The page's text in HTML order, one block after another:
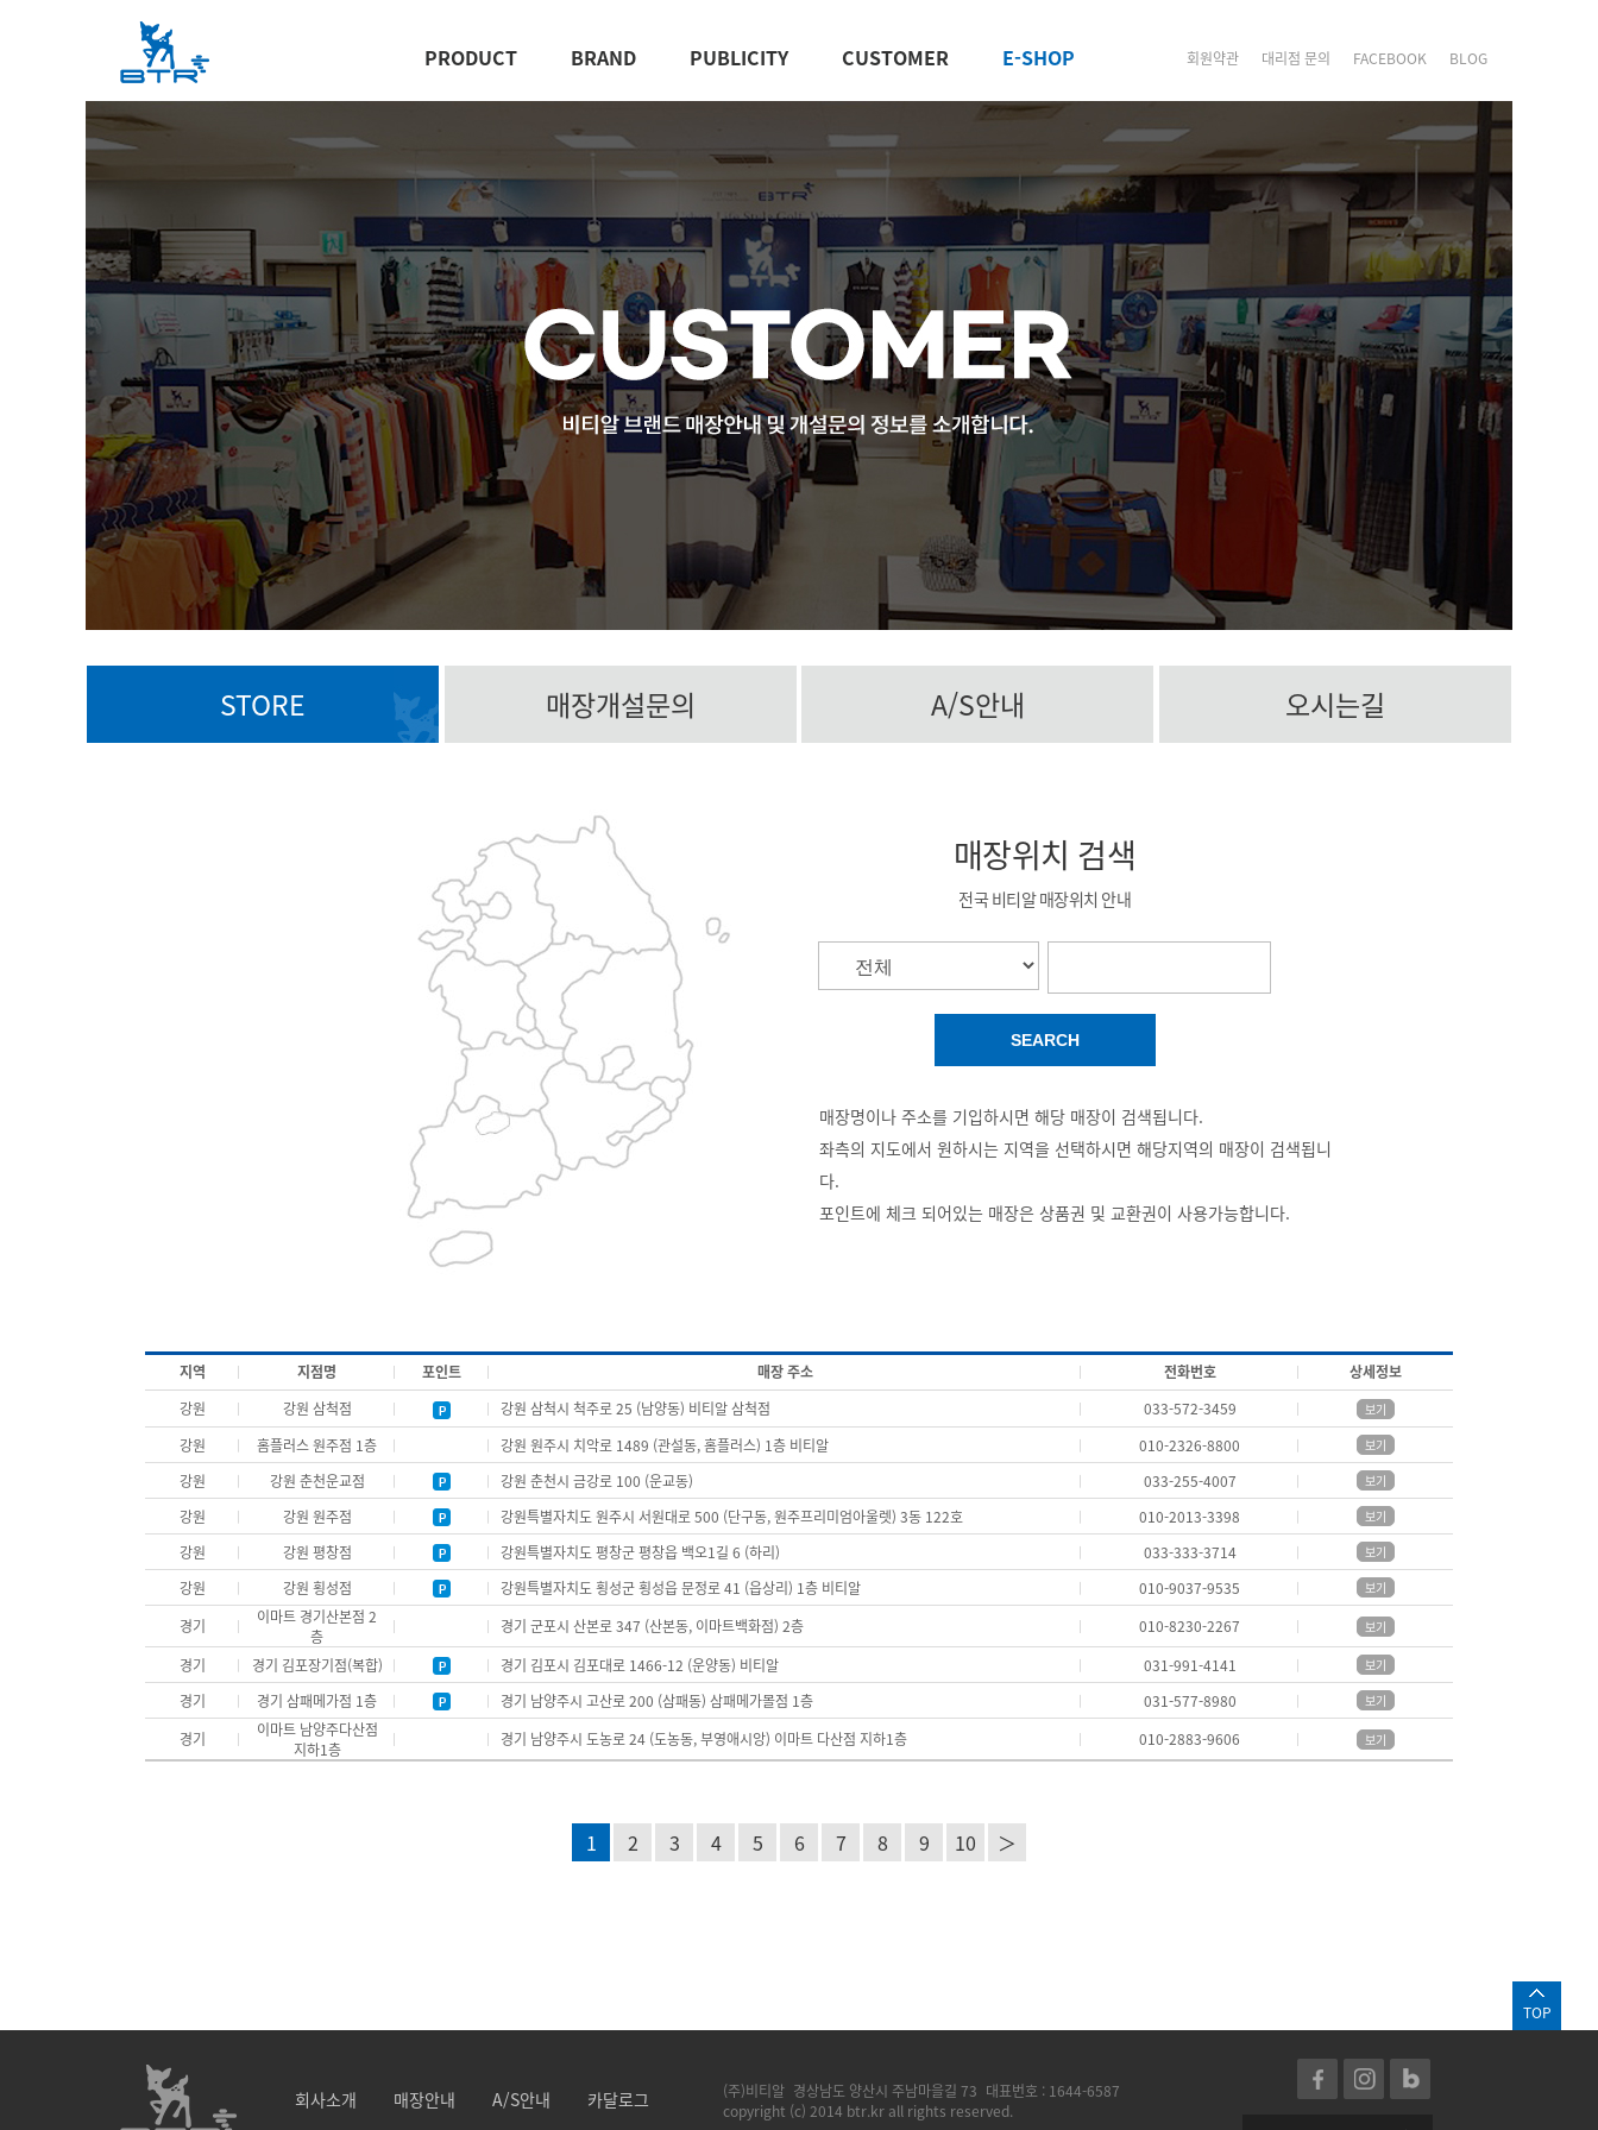
PRODUCT BRAND PUBLICITY CUSTOMER E-SHOP 회원약관 대리점 문의 FACEBOOK BLOG
STORE 매장개설문의 A/S안내 오시는길
매장위치 검색
전국 비티알 매장위치 안내
SEARCH
매장명이나 주소를 기입하시면 해당 매장이 검색됩니다.
좌측의 지도에서 원하시는 지역을 선택하시면 해당지역의 매장이 검색됩니
다.
포인트에 체크 되어있는 매장은 상품권 및 교환권이 사용가능합니다.
지역 지점명 포인트 매장 주소 전화번호
상세정보
강원
강원 삼척점 강원 삼척시 척주로 25 (남양동) 비티알 삼척점 033-572-3459 보기
강원 홈플러스 원주점 1층 강원 원주시 치악로 1489 (관설동, 홈플러스) 1층 비티알 010-2326-8800 보기
강원 강원 춘천운교점 강원 춘천시 금강로 100 (운교동) 033-255-4007 보기
강원 강원 원주점 강원특별자치도 원주시 서원대로 500 (단구동, 원주프리미엄아울렛) 3동 122호 010-2013-3398 보기
강원 강원 평창점 강원특별자치도 평창군 평창읍 백오1길 6 (하리) 033-333-3714 보기
강원 강원 횡성점 강원특별자치도 횡성군 횡성읍 문정로 41 (읍상리) 1층 비티알 010-9037-9535 보기
경기
이마트 경기산본점 2
층
경기 군포시 산본로 347 (산본동, 이마트백화점) 2층 010-8230-2267 보기
경기 경기 김포장기점(복합) 경기 김포시 김포대로 1466-12 (운양동) 비티알 031-991-4141 보기
경기 경기 삼패메가점 1층 경기 남양주시 고산로 200 (삼패동) 삼패메가몰점 1층 031-577-8980 보기
경기
이마트 남양주다산점
지하1층
경기 남양주시 도농로 24 (도농동, 부영애시앙) 이마트 다산점 지하1층 010-2883-9606 보기
1 2 3 4 5 6 7 8 9 10 ＞
TOP
회사소개 매장안내 A/S안내 카달로그 (주)비티알 경상남도 양산시 주남마을길 73 대표번호 : 1644-6587
copyright (c) 2014 btr.kr all rights reserved.